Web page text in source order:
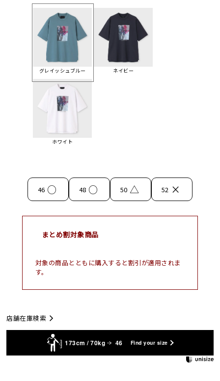
グレイッシュブルー ネイビー
ホワイト
46 ○ 48 ○ 50 △ 52 ×
まとめ割対象商品
対象の商品とともに購入すると割引が適用されま
す。
店舗在庫検索
173cm / 70kg 46 Find your size